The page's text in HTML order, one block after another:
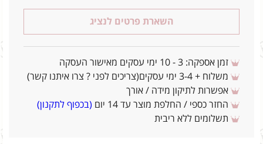
השארת פרטים לנציג
זמן אספקה: 3 - 10 ימי עסקים מאישור העסקה
משלוח + 3-4 ימי עסקים(צריכים לפני ? צרו איתנו קשר)
אפשרות לתיקון מידה / אורך
החזר כספי / החלפת מוצר עד 14 יום
(בכפוף לתקנון)
תשלומים ללא ריבית